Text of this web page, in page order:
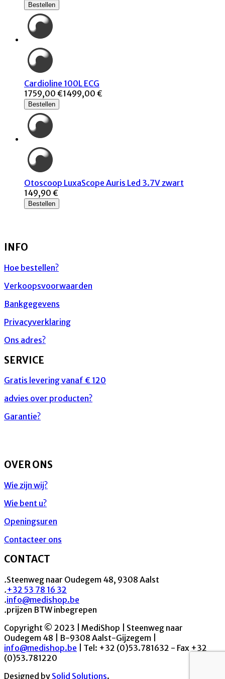
Bestellen
Cardioline 100L ECG
1759,00 €1499,00 €
Bestellen
Otoscoop LuxaScope Auris Led 3.7V zwart
149,90 €
Bestellen
INFO
Hoe bestellen?
Verkoopsvoorwaarden
Bankgegevens
Privacyverklaring
Ons adres?
SERVICE
Gratis levering vanaf € 120
advies over producten?
Garantie?
OVER ONS
Wie zijn wij?
Wie bent u?
Openingsuren
Contacteer ons
CONTACT
.Steenweg naar Oudegem 48, 9308 Aalst
.+32 53 78 16 32
.info@medishop.be
.prijzen BTW inbegrepen
Copyright © 2023 | MediShop | Steenweg naar
Oudegem 48 | B-9308 Aalst-Gijzegem |
info@medishop.be | Tel: +32 (0)53.781632 - Fax +32
(0)53.781220
Designed by Solid Solutions.